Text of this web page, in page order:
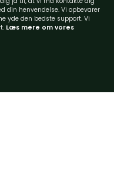
din henvendelse. Vi opbevarer
yde den bedste support. Vi
Læs mere om vores